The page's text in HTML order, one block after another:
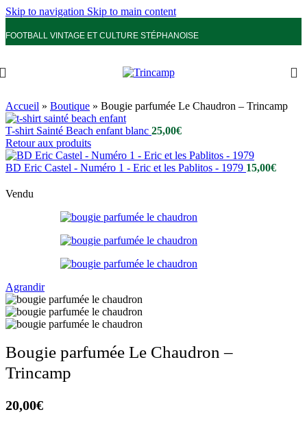
Skip to navigation Skip to main content
FOOTBALL VINTAGE ET CULTURE STÉPHANOISE
Accueil » Boutique » Bougie parfumée Le Chaudron – Trincamp
T-shirt Sainté Beach enfant blanc 25,00€
Retour aux produits
BD Eric Castel - Numéro 1 - Eric et les Pablitos - 1979 15,00€
Vendu
Agrandir
Bougie parfumée Le Chaudron –
Trincamp
20,00€